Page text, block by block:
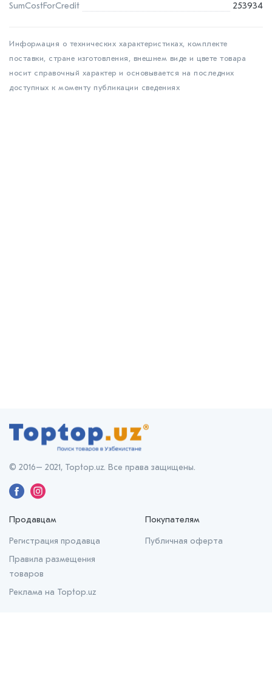
SumCostForCredit 253934
Информация о технических характеристиках, комплекте
поставки, стране изготовления, внешнем виде и цвете товара
носит справочный характер и основывается на последних
доступных к моменту публикации сведениях
Продавцам
Регистрация продавца
Правила размещения
товаров
Реклама на Toptop.uz
Покупателям
Публичная оферта
© 2016– 2021, Toptop.uz. Все права защищены.